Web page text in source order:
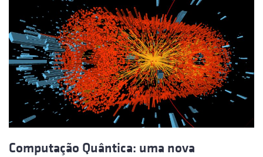
Computação Quântica: uma nova